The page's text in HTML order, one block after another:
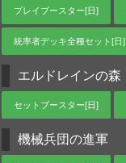
プレイブースター[日]
統率者デッキ全種セット[日]
エルドレインの森
セットブースター[日]
機械兵団の進軍